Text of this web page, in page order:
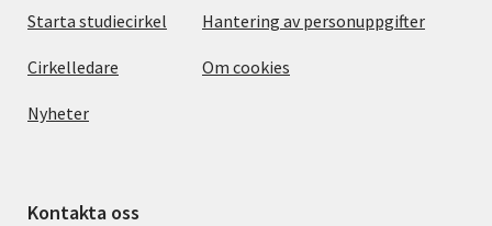
Starta studiecirkel
Cirkelledare
Nyheter
Hantering av personuppgifter
Om cookies
Kontakta oss